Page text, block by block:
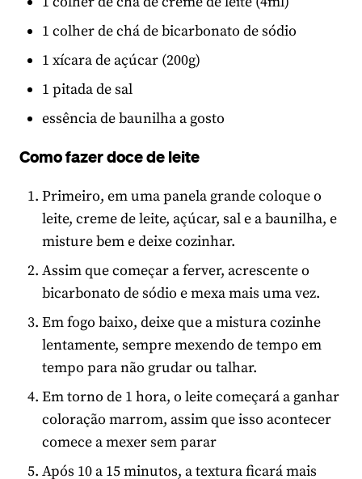
1 colher de chá de bicarbonato de sódio
1 xícara de açúcar (200g)
1 pitada de sal
essência de baunilha a gosto
Como fazer doce de leite
Primeiro, em uma panela grande coloque o
leite, creme de leite, açúcar, sal e a baunilha, e
misture bem e deixe cozinhar.
Assim que começar a ferver, acrescente o
bicarbonato de sódio e mexa mais uma vez.
Em fogo baixo, deixe que a mistura cozinhe
lentamente, sempre mexendo de tempo em
tempo para não grudar ou talhar.
Em torno de 1 hora, o leite começará a ganhar
coloração marrom, assim que isso acontecer
comece a mexer sem parar
Após 10 a 15 minutos, a textura ficará mais